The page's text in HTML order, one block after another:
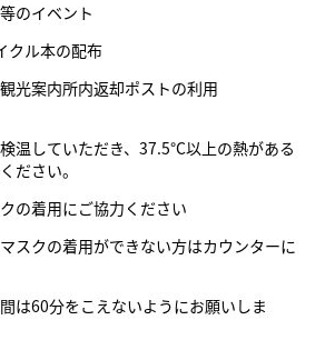
のイベント
ル本の配布
案内所内返却ポストの利用
温していただき、37.5°C以上の熱がある
ださい。
の着用にご協力ください
クの着用ができない方はカウンターに
は60分をこえないようにお願いしま